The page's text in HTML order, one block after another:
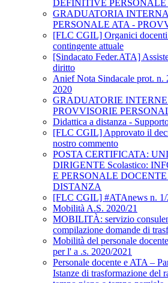
DEFINITIVE PERSONALE
GRADUATORIA
PERSONALE ATA -
[FLC CGIL] Organici
contingente attuale
[Sindacato Feder.ATA]
diritto
Anief Nota Sindacale prot. n.
2020
GRADUATORIE
PROVVISORIE
Didattica a distanza -
[FLC CGIL] Approvato il
nostro commento
POSTA CERTIFICATA:
DIRIGENTE Scolastico:
E PERSONALE
DISTANZA
[FLC CGIL] #ATAnews n. 1/
Mobilità A.S. 2020/21
MOBILITÀ: servizio
compilazione domande di
Mobilità del personale
per l' a .s. 2020/2021
Personale docente e ATA –
Istanze di trasformazione del